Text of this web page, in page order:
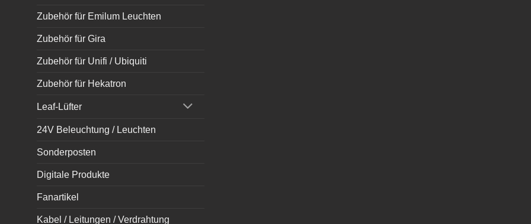
Zubehör für Emilum Leuchten
Zubehör für Gira
Zubehör für Unifi / Ubiquiti
Zubehör für Hekatron
Leaf-Lüfter
24V Beleuchtung / Leuchten
Sonderposten
Digitale Produkte
Fanartikel
Kabel / Leitungen / Verdrahtung